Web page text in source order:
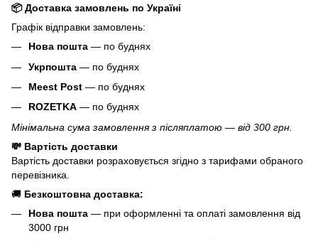
📦 Доставка замовлень по Україні
Графік відправки замовлень:
Нова пошта — по буднях
Укрпошта — по буднях
Meest Post — по буднях
ROZETKA — по буднях
Мінімальна сума замовлення з післяплатою — від 300 грн.
💸 Вартість доставки
Вартість доставки розраховується згідно з тарифами обраного
перевізника.
🚚 Безкоштовна доставка:
Нова пошта — при оформленні та оплаті замовлення від
3000 грн